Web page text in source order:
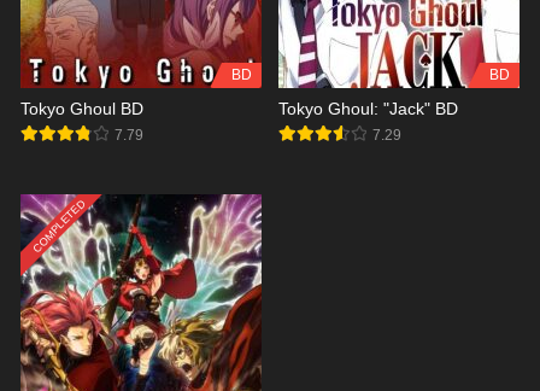
BD
Tokyo Ghoul BD
7.79
BD
Tokyo Ghoul: "Jack" BD
7.29
COMPLETED